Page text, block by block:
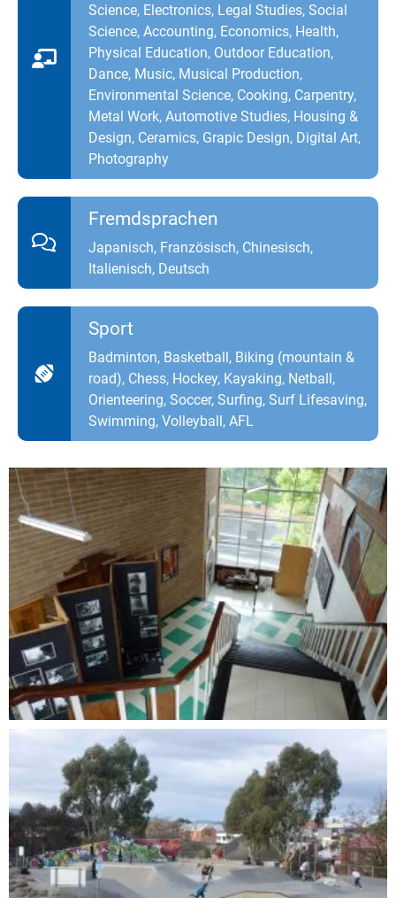
Science, Electronics, Legal Studies, Social
Science, Accounting, Economics, Health,
Physical Education, Outdoor Education,
Dance, Music, Musical Production,
Environmental Science, Cooking, Carpentry,
Metal Work, Automotive Studies, Housing &
Design, Ceramics, Grapic Design, Digital Art,
Photography
Fremdsprachen
Japanisch, Französisch, Chinesisch,
Italienisch, Deutsch
Sport
Badminton, Basketball, Biking (mountain &
road), Chess, Hockey, Kayaking, Netball,
Orienteering, Soccer, Surfing, Surf Lifesaving,
Swimming, Volleyball, AFL